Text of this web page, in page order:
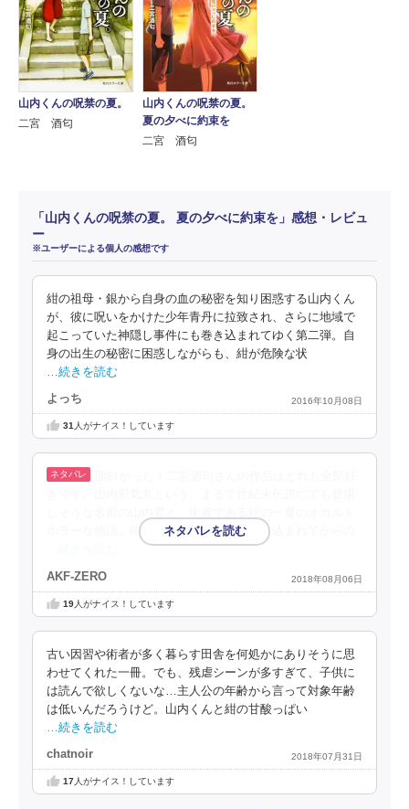
山内くんの呪禁の夏。
二宮 酒匂
山内くんの呪禁の夏。
夏の夕べに約束を
二宮 酒匂
「山内くんの呪禁の夏。 夏の夕べに約束を」感想・レビュ
ー
※ユーザーによる個人の感想です
紺の祖母・銀から自身の血の秘密を知り困惑する山内くん
が、彼に呪いをかけた少年青丹に拉致され、さらに地域で
起こっていた神隠し事件にも巻き込まれてゆく第二弾。自
身の出生の秘密に困惑しながらも、紺が危険な状
…続きを読む
よっち 2016年10月08日
31人がナイス！しています
ホラーな物語。紺が暗宮という異界に引き込まれてからの
AKF-ZERO 2018年08月06日
19人がナイス！しています
古い因習や術者が多く暮らす田舎を何処かにありそうに思
わせてくれた一冊。でも、残虐シーンが多すぎて、子供に
は読んで欲しくないな…主人公の年齢から言って対象年齢
は低いんだろうけど。山内くんと紺の甘酸っぱい
…続きを読む
chatnoir 2018年07月31日
17人がナイス！しています